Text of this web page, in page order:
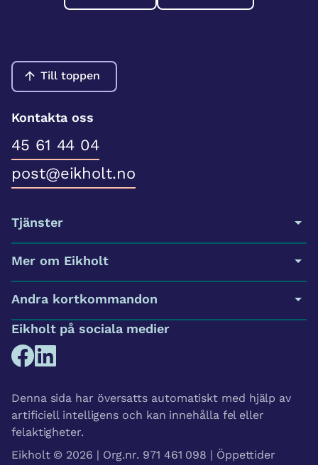
Till toppen
Kontakta oss
45 61 44 04
post@eikholt.no
Tjänster
Mer om Eikholt
Andra kortkommandon
Eikholt på sociala medier
Denna sida har översatts automatiskt med hjälp av
artificiell intelligens och kan innehålla fel eller
felaktigheter.
Eikholt © 2026 | Org.nr. 971 461 098 | Öppettider